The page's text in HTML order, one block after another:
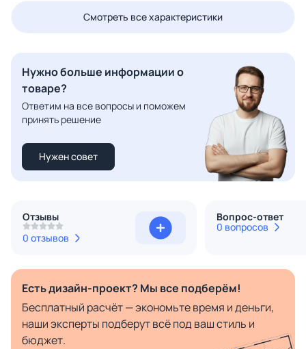
Смотреть все характеристики
Нужно больше информации о
товаре?
Ответим на все вопросы и поможем
принять решение
Нужен совет
Отзывы
0 отзывов
Вопрос-ответ
0 вопросов
Есть дизайн-проект? Мы все подберём!
Бесплатный расчёт — экономьте время и деньги,
наши эксперты подберут всё под ваш стиль и
бюджет.